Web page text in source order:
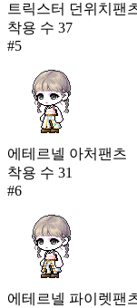
트릭스터 던위치팬
착용 수 37
#5
에테르넬 아처팬츠
착용 수 31
#6
에테르넬 파이렛팬